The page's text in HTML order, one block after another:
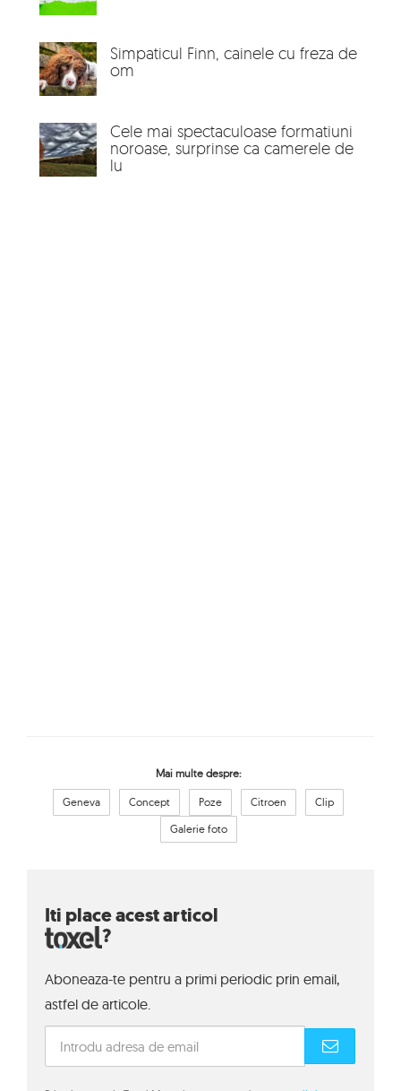
Simpaticul Finn, cainele cu freza de
om
Cele mai spectaculoase formatiuni
noroase, surprinse ca camerele de
lu
Mai multe despre:
Geneva Concept Poze Citroen
Clip
Galerie foto
Iti place acest articol
?
Aboneaza-te pentru a primi periodic prin email,
astfel de articole.